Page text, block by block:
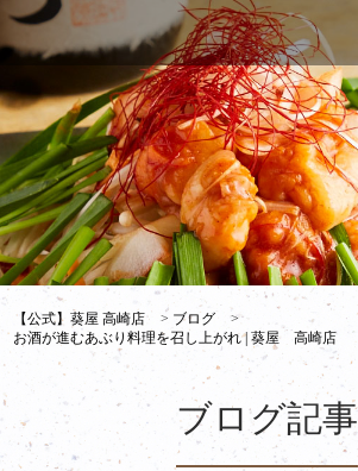
【公式】葵屋 高崎店 > ブログ
>
お酒が進むあぶり料理を召し上がれ | 葵屋 高崎店
ブログ記事